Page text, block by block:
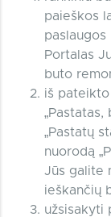
paieškos
paslaugos
Portalas
buto
iš pateikto
„Pastatų
nuorodą
Jūs galite
ieškančių
užsisakyti